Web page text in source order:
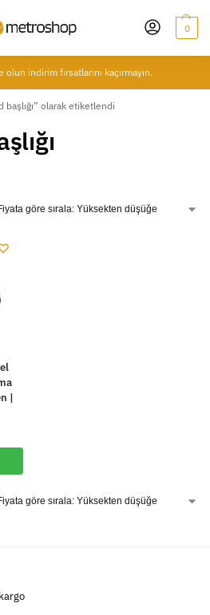
0
indirim fırsatlarını kaçırmayın.
başlığı” olarak etiketlendi
|